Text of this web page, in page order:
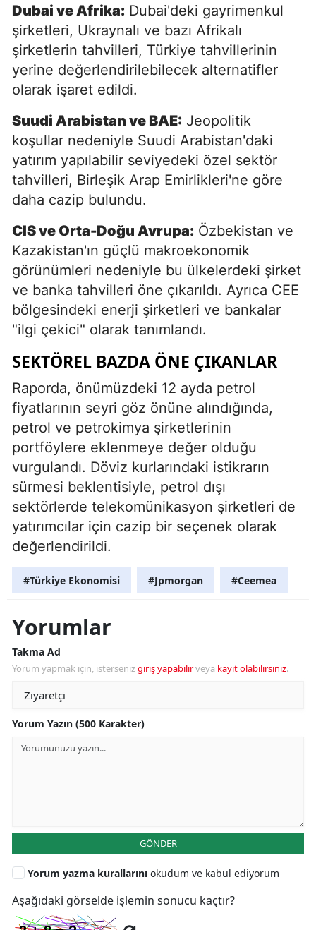
Dubai ve Afrika: Dubai'deki gayrimenkul
şirketleri, Ukraynalı ve bazı Afrikalı
şirketlerin tahvilleri, Türkiye tahvillerinin
yerine değerlendirilebilecek alternatifler
olarak işaret edildi.
Suudi Arabistan ve BAE: Jeopolitik
koşullar nedeniyle Suudi Arabistan'daki
yatırım yapılabilir seviyedeki özel sektör
tahvilleri, Birleşik Arap Emirlikleri'ne göre
daha cazip bulundu.
CIS ve Orta-Doğu Avrupa: Özbekistan ve
Kazakistan'ın güçlü makroekonomik
görünümleri nedeniyle bu ülkelerdeki şirket
ve banka tahvilleri öne çıkarıldı. Ayrıca CEE
bölgesindeki enerji şirketleri ve bankalar
"ilgi çekici" olarak tanımlandı.
SEKTÖREL BAZDA ÖNE ÇIKANLAR
Raporda, önümüzdeki 12 ayda petrol
fiyatlarının seyri göz önüne alındığında,
petrol ve petrokimya şirketlerinin
portföylere eklenmeye değer olduğu
vurgulandı. Döviz kurlarındaki istikrarın
sürmesi beklentisiyle, petrol dışı
sektörlerde telekomünikasyon şirketleri de
yatırımcılar için cazip bir seçenek olarak
değerlendirildi.
#Türkiye Ekonomisi #Jpmorgan #Ceemea
Yorumlar
Takma Ad
Yorum yapmak için, istersenizgiriş yapabilirveya kayıt olabilirsiniz.
Yorum Yazın (500 Karakter)
GÖNDER
Yorum yazma kurallarını okudum ve kabul ediyorum
Aşağıdaki görselde işlemin sonucu kaçtır?